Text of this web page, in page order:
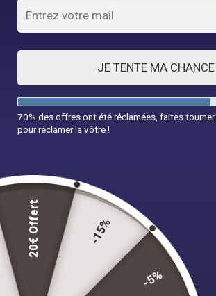
Combishort Noire Fleur
JE TENTE MA CHANCE
70% des offres ont été réclamées, faites
pour réclamer la vôtre !
20€ Offert -15%
-5%